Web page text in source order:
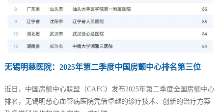
无锡明慈医院：2025年第二季度中国房颤中心排名第三位
近日，中国房颤中心联盟（CAFC）发布2025年第二季度全国房颤中心
排名，无锡明慈心血管病医院凭借卓越的诊疗技术、创新的治疗方案